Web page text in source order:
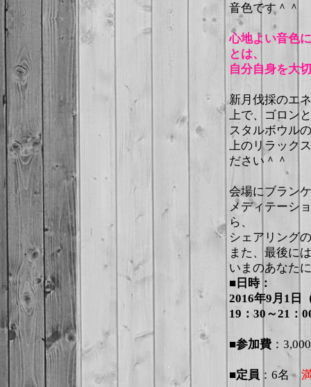
音色です＾＾
心地よい音色
とは、
自分自身を大
新月伐採のエ
上で、ゴロン
スタルボウル
上のリラック
ださい＾＾
会場にブラン
メディテーシ
ら、
シェアリング
また、最後に
いまのあなた
■日時：
2016年9月1日
19：30～21：
■参加費 ：
■定員 ：6名 満